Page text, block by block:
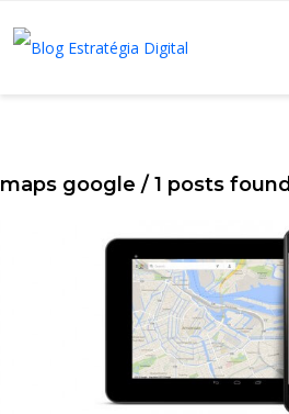
maps google / 1 posts found